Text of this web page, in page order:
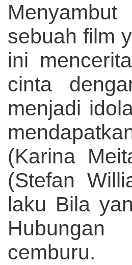
sebuah film
ini
cinta
menjadi
(Karina
(Stefan
laku Bila
cemburu.